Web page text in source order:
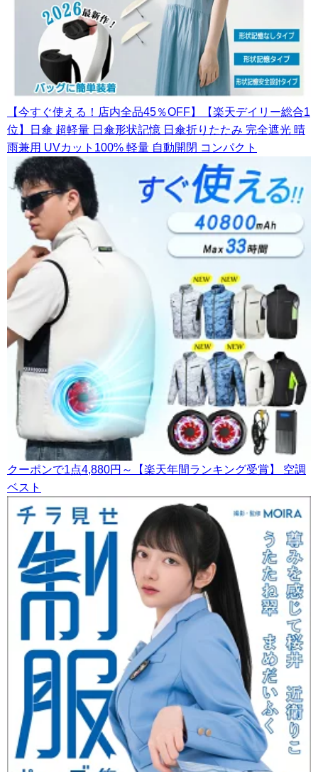
【今すぐ使える！店内全品45％OFF】【楽天デイリー総合1
位】日傘 超軽量 日傘形状記憶 日傘折りたたみ 完全遮光 晴
雨兼用 UVカット100% 軽量 自動開閉 コンパクト
クーポンで1点4,880円～【楽天年間ランキング受賞】 空調
ベスト